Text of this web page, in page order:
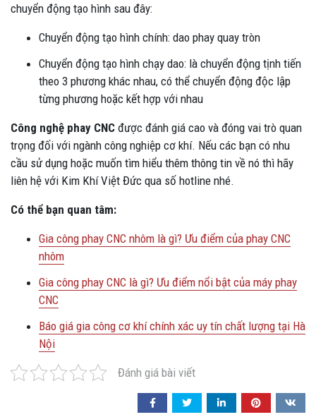
chuyển động tạo hình sau đây:
Chuyển động tạo hình chính: dao phay quay tròn
Chuyển động tạo hình chạy dao: là chuyển động tịnh tiến
theo 3 phương khác nhau, có thể chuyển động độc lập
từng phương hoặc kết hợp với nhau
Công nghệ phay CNC được đánh giá cao và đóng vai trò quan
trọng đối với ngành công nghiệp cơ khí. Nếu các bạn có nhu
cầu sử dụng hoặc muốn tìm hiểu thêm thông tin về nó thì hãy
liên hệ với Kim Khí Việt Đức qua số hotline nhé.
Có thể bạn quan tâm:
Gia công phay CNC nhôm là gì? Ưu điểm của phay CNC
nhôm
Gia công phay CNC là gì? Ưu điểm nổi bật của máy phay
CNC
Báo giá gia công cơ khí chính xác uy tín chất lượng tại Hà
Nội
Đánh giá bài viết